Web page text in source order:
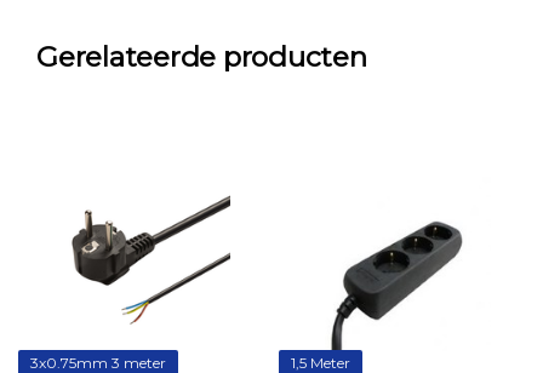
Gerelateerde producten
3x0.75mm 3 meter 1,5 Meter